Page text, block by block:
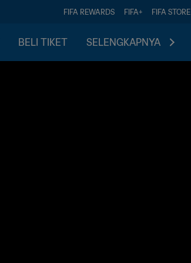
FIFA REWARDS FIFA+ FIFA STORE
BELI TIKET SELENGKAPNYA